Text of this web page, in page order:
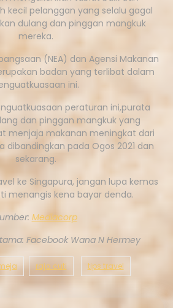
kecil pelanggan yang selalu gagal
dulang dan pinggan mangkuk
mereka.
(NEA) dan Agensi Makanan
badan yang terlibat dalam
ini.
peraturan ini,purata
dan pinggan mangkuk yang
menjaja makanan meningkat dari
dibandingkan pada Ogos 2021 dan
sekarang.
ke Singapura, jangan lupa kemas
menangis kena bayar denda.
Mediacorp
Facebook Wana N Hermey
raja cuti tips travel